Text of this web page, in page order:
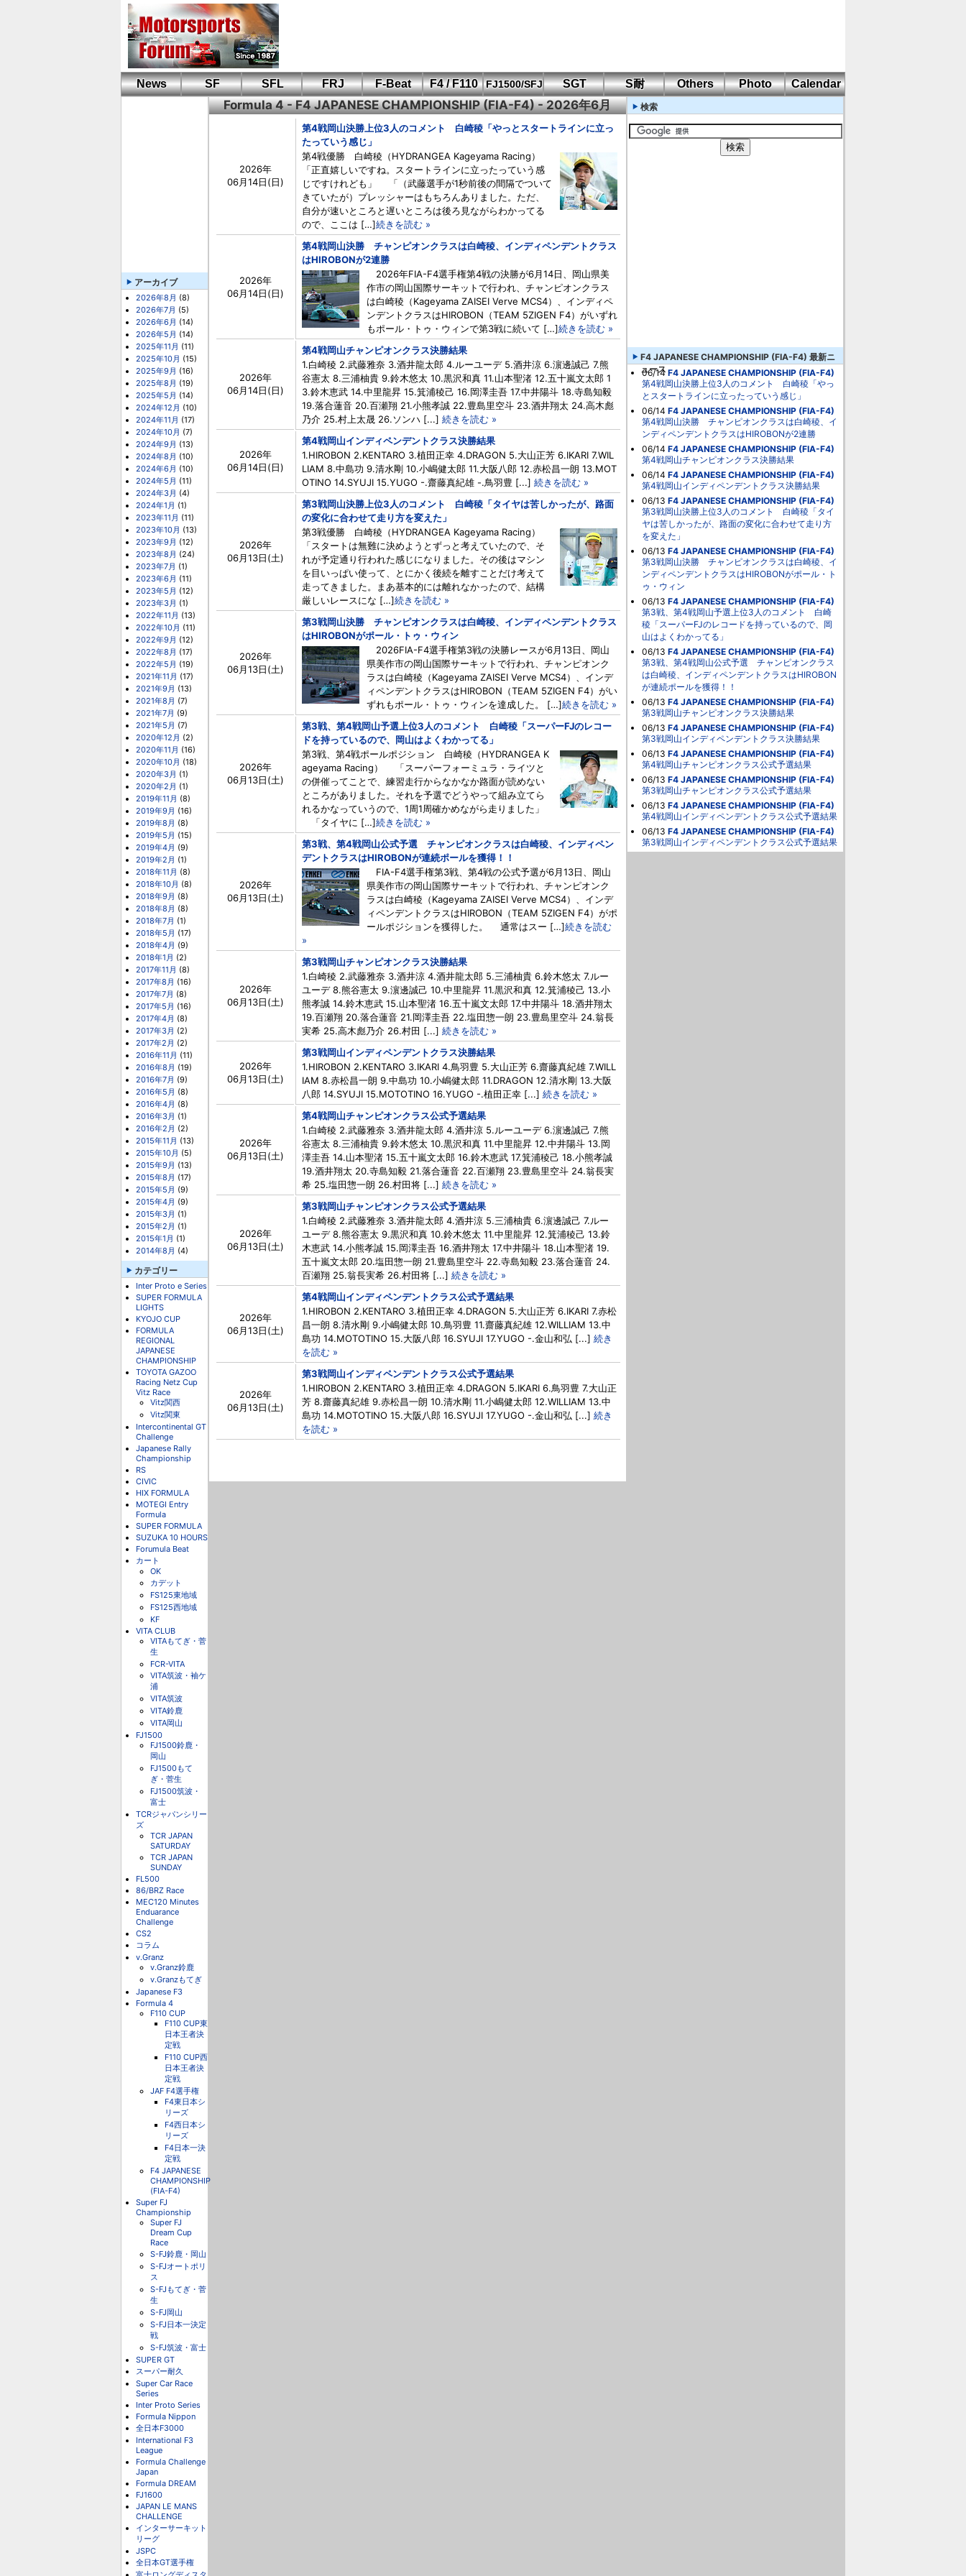
News SF SFL FRJ F-Beat
F4 / F110
FIA-F4
F110 CUP
FJ1500/SFJ
鈴鹿・岡山
もてぎ・菅生
筑波・冨士
Aポリス
SFJ D-Cup
SFJ日本一
SGT S耐 Others Photo Calendar
アーカイブ
2026年8月 (8)
2026年7月 (5)
2026年6月 (14)
2026年5月 (14)
2025年11月 (11)
2025年10月 (15)
2025年9月 (16)
2025年8月 (19)
2025年5月 (14)
2024年12月 (10)
2024年11月 (17)
2024年10月 (7)
2024年9月 (13)
2024年8月 (10)
2024年6月 (10)
2024年5月 (11)
2024年3月 (4)
2024年1月 (1)
2023年11月 (11)
2023年10月 (13)
2023年9月 (12)
2023年8月 (24)
2023年7月 (1)
2023年6月 (11)
2023年5月 (12)
2023年3月 (1)
2022年11月 (13)
2022年10月 (11)
2022年9月 (12)
2022年8月 (17)
2022年5月 (19)
2021年11月 (17)
2021年9月 (13)
2021年8月 (7)
2021年7月 (9)
2021年5月 (7)
2020年12月 (2)
2020年11月 (16)
2020年10月 (18)
2020年3月 (1)
2020年2月 (1)
2019年11月 (8)
2019年9月 (16)
2019年8月 (8)
2019年5月 (15)
2019年4月 (9)
2019年2月 (1)
2018年11月 (8)
2018年10月 (8)
2018年9月 (8)
2018年8月 (8)
2018年7月 (1)
2018年5月 (17)
2018年4月 (9)
2018年1月 (2)
2017年11月 (8)
2017年8月 (16)
2017年7月 (8)
2017年5月 (16)
2017年4月 (8)
2017年3月 (2)
2017年2月 (2)
2016年11月 (11)
2016年8月 (19)
2016年7月 (9)
2016年5月 (8)
2016年4月 (8)
2016年3月 (1)
2016年2月 (2)
2015年11月 (13)
2015年10月 (5)
2015年9月 (13)
2015年8月 (17)
2015年5月 (9)
2015年4月 (9)
2015年3月 (1)
2015年2月 (1)
2015年1月 (1)
2014年8月 (4)
カテゴリー
Inter Proto e Series
SUPER FORMULA
LIGHTS
KYOJO CUP
FORMULA
REGIONAL
JAPANESE
CHAMPIONSHIP
TOYOTA GAZOO
Racing Netz Cup
Vitz Race
Vitz関西
Vitz関東
Intercontinental GT
Challenge
Japanese Rally
Championship
RS
CIVIC
HIX FORMULA
MOTEGI Entry
Formula
SUPER FORMULA
SUZUKA 10 HOURS
Forumula Beat
カート
OK
カデット
FS125東地域
FS125西地域
KF
VITA CLUB
VITAもてぎ・菅
生
FCR-VITA
VITA筑波・袖ケ
浦
VITA筑波
VITA鈴鹿
VITA岡山
FJ1500
FJ1500鈴鹿・
岡山
FJ1500もて
ぎ・菅生
FJ1500筑波・
富士
TCRジャパンシリー
ズ
TCR JAPAN
SATURDAY
TCR JAPAN
SUNDAY
FL500
86/BRZ Race
MEC120 Minutes
Enduarance
Challenge
CS2
コラム
v.Granz
v.Granz鈴鹿
v.Granzもてぎ
Japanese F3
Formula 4
F110 CUP
F110 CUP東
日本王者決
定戦
F110 CUP西
日本王者決
定戦
JAF F4選手権
F4東日本シ
リーズ
F4西日本シ
リーズ
F4日本一決
定戦
F4 JAPANESE
CHAMPIONSHIP
(FIA-F4)
Super FJ
Championship
Super FJ
Dream Cup
Race
S-FJ鈴鹿・岡山
S-FJオートポリ
ス
S-FJもてぎ・菅
生
S-FJ岡山
S-FJ日本一決定
戦
S-FJ筑波・富士
SUPER GT
スーパー耐久
Super Car Race
Series
Inter Proto Series
Formula Nippon
全日本F3000
International F3
League
Formula Challenge
Japan
Formula DREAM
FJ1600
JAPAN LE MANS
CHALLENGE
インターサーキット
リーグ
JSPC
全日本GT選手権
Formula 4 - F4 JAPANESE CHAMPIONSHIP (FIA-F4) - 2026年6月
2026年
06月14日(日)
第4戦岡山決勝上位3人のコメント 白崎稜「やっとスタートラインに立っ
たっていう感じ」
第4戦優勝 白崎稜（HYDRANGEA Kageyama Racing）
「正直嬉しいですね。スタートラインに立ったっていう感
じですけれども」 「（武藤選手が1秒前後の間隔でついて
きていたが）プレッシャーはもちろんありました。ただ、
自分が速いところと遅いところは後ろ見ながらわかってる
ので、ここは […]続きを読む »
2026年
06月14日(日)
第4戦岡山決勝 チャンピオンクラスは白崎稜、インディペンデントクラス
はHIROBONが2連勝
2026年FIA-F4選手権第4戦の決勝が6月14日、岡山県美
作市の岡山国際サーキットで行われ、チャンピオンクラス
は白崎稜（Kageyama ZAISEI Verve MCS4）、インディペ
ンデントクラスはHIROBON（TEAM 5ZIGEN F4）がいずれ
もポール・トゥ・ウィンで第3戦に続いて […]続きを読む »
2026年
06月14日(日)
第4戦岡山チャンピオンクラス決勝結果
1.白崎稜 2.武藤雅奈 3.酒井龍太郎 4.ルーユーデ 5.酒井涼 6.濵邊誠己 7.熊
谷憲太 8.三浦柚貴 9.鈴木悠太 10.黒沢和真 11.山本聖渚 12.五十嵐文太郎 1
3.鈴木恵武 14.中里龍昇 15.箕浦稜己 16.岡澤圭吾 17.中井陽斗 18.寺島知毅
19.落合蓮音 20.百瀬翔 21.小熊孝誠 22.豊島里空斗 23.酒井翔太 24.高木彪
乃介 25.村上太晟 26.ソンハ [...] 続きを読む »
2026年
06月14日(日)
第4戦岡山インディペンデントクラス決勝結果
1.HIROBON 2.KENTARO 3.植田正幸 4.DRAGON 5.大山正芳 6.IKARI 7.WIL
LIAM 8.中島功 9.清水剛 10.小嶋健太郎 11.大阪八郎 12.⾚松昌⼀朗 13.MOT
OTINO 14.SYUJI 15.YUGO -.齋藤真紀雄 -.鳥羽豊 [...] 続きを読む »
2026年
06月13日(土)
第3戦岡山決勝上位3人のコメント 白崎稜「タイヤは苦しかったが、路面
の変化に合わせて走り方を変えた」
第3戦優勝 白崎稜（HYDRANGEA Kageyama Racing）
「スタートは無難に決めようとずっと考えていたので、そ
れが予定通り行われた感じになりました。その後はマシン
を目いっぱい使って、とにかく後続を離すことだけ考えて
走ってきました。まあ基本的には離れなかったので、結構
厳しいレースにな […]続きを読む »
2026年
06月13日(土)
第3戦岡山決勝 チャンピオンクラスは白崎稜、インディペンデントクラス
はHIROBONがポール・トゥ・ウィン
2026FIA-F4選手権第3戦の決勝レースが6月13日、岡山
県美作市の岡山国際サーキットで行われ、チャンピオンク
ラスは白崎稜（Kageyama ZAISEI Verve MCS4）、インデ
ィペンデントクラスはHIROBON（TEAM 5ZIGEN F4）がい
ずれもポール・トゥ・ウィンを達成した。 […]続きを読む »
2026年
06月13日(土)
第3戦、第4戦岡山予選上位3人のコメント 白崎稜「スーパーFJのレコー
ドを持っているので、岡山はよくわかってる」
第3戦、第4戦ポールポジション 白崎稜（HYDRANGEA K
ageyama Racing） 「スーパーフォーミュラ・ライツと
の併催ってことで、練習走行からなかなか路面が読めない
ところがありました。それを予選でどうやって組み立てら
れるかなっていうので、1周1周確かめながら走りました」
「タイヤに […]続きを読む »
2026年
06月13日(土)
第3戦、第4戦岡山公式予選 チャンピオンクラスは白崎稜、インディペン
デントクラスはHIROBONが連続ポールを獲得！！
FIA-F4選手権第3戦、第4戦の公式予選が6月13日、岡山
県美作市の岡山国際サーキットで行われ、チャンピオンク
ラスは白崎稜（Kageyama ZAISEI Verve MCS4）、インデ
ィペンデントクラスはHIROBON（TEAM 5ZIGEN F4）がポ
ールポジションを獲得した。 通常はスー […]続きを読む
»
2026年
06月13日(土)
第3戦岡山チャンピオンクラス決勝結果
1.白崎稜 2.武藤雅奈 3.酒井涼 4.酒井龍太郎 5.三浦柚貴 6.鈴木悠太 7.ルー
ユーデ 8.熊谷憲太 9.濵邊誠己 10.中里龍昇 11.黒沢和真 12.箕浦稜己 13.小
熊孝誠 14.鈴木恵武 15.山本聖渚 16.五十嵐文太郎 17.中井陽斗 18.酒井翔太
19.百瀬翔 20.落合蓮音 21.岡澤圭吾 22.塩田惣一朗 23.豊島里空斗 24.翁長
実希 25.高木彪乃介 26.村田 [...] 続きを読む »
2026年
06月13日(土)
第3戦岡山インディペンデントクラス決勝結果
1.HIROBON 2.KENTARO 3.IKARI 4.鳥羽豊 5.大山正芳 6.齋藤真紀雄 7.WILL
IAM 8.⾚松昌⼀朗 9.中島功 10.小嶋健太郎 11.DRAGON 12.清水剛 13.大阪
八郎 14.SYUJI 15.MOTOTINO 16.YUGO -.植田正幸 [...] 続きを読む »
2026年
06月13日(土)
第4戦岡山チャンピオンクラス公式予選結果
1.白崎稜 2.武藤雅奈 3.酒井龍太郎 4.酒井涼 5.ルーユーデ 6.濵邊誠己 7.熊
谷憲太 8.三浦柚貴 9.鈴木悠太 10.黒沢和真 11.中里龍昇 12.中井陽斗 13.岡
澤圭吾 14.山本聖渚 15.五十嵐文太郎 16.鈴木恵武 17.箕浦稜己 18.小熊孝誠
19.酒井翔太 20.寺島知毅 21.落合蓮音 22.百瀬翔 23.豊島里空斗 24.翁長実
希 25.塩田惣一朗 26.村田将 [...] 続きを読む »
2026年
06月13日(土)
第3戦岡山チャンピオンクラス公式予選結果
1.白崎稜 2.武藤雅奈 3.酒井龍太郎 4.酒井涼 5.三浦柚貴 6.濵邊誠己 7.ルー
ユーデ 8.熊谷憲太 9.黒沢和真 10.鈴木悠太 11.中里龍昇 12.箕浦稜己 13.鈴
木恵武 14.小熊孝誠 15.岡澤圭吾 16.酒井翔太 17.中井陽斗 18.山本聖渚 19.
五十嵐文太郎 20.塩田惣一朗 21.豊島里空斗 22.寺島知毅 23.落合蓮音 24.
百瀬翔 25.翁長実希 26.村田将 [...] 続きを読む »
2026年
06月13日(土)
第4戦岡山インディペンデントクラス公式予選結果
1.HIROBON 2.KENTARO 3.植田正幸 4.DRAGON 5.大山正芳 6.IKARI 7.⾚松
昌⼀朗 8.清水剛 9.小嶋健太郎 10.鳥羽豊 11.齋藤真紀雄 12.WILLIAM 13.中
島功 14.MOTOTINO 15.大阪八郎 16.SYUJI 17.YUGO -.金山和弘 [...] 続き
を読む »
2026年
06月13日(土)
第3戦岡山インディペンデントクラス公式予選結果
1.HIROBON 2.KENTARO 3.植田正幸 4.DRAGON 5.IKARI 6.鳥羽豊 7.大山正
芳 8.齋藤真紀雄 9.⾚松昌⼀朗 10.清水剛 11.小嶋健太郎 12.WILLIAM 13.中
島功 14.MOTOTINO 15.大阪八郎 16.SYUJI 17.YUGO -.金山和弘 [...] 続き
を読む »
検索
F4 JAPANESE CHAMPIONSHIP (FIA-F4) 最新ニ
ュース
06/14 F4 JAPANESE CHAMPIONSHIP (FIA-F4)
第4戦岡山決勝上位3人のコメント 白崎稜「やっ
とスタートラインに立ったっていう感じ」
06/14 F4 JAPANESE CHAMPIONSHIP (FIA-F4)
第4戦岡山決勝 チャンピオンクラスは白崎稜、イ
ンディペンデントクラスはHIROBONが2連勝
06/14 F4 JAPANESE CHAMPIONSHIP (FIA-F4)
第4戦岡山チャンピオンクラス決勝結果
06/14 F4 JAPANESE CHAMPIONSHIP (FIA-F4)
第4戦岡山インディペンデントクラス決勝結果
06/13 F4 JAPANESE CHAMPIONSHIP (FIA-F4)
第3戦岡山決勝上位3人のコメント 白崎稜「タイ
ヤは苦しかったが、路面の変化に合わせて走り方
を変えた」
06/13 F4 JAPANESE CHAMPIONSHIP (FIA-F4)
第3戦岡山決勝 チャンピオンクラスは白崎稜、イ
ンディペンデントクラスはHIROBONがポール・ト
ゥ・ウィン
06/13 F4 JAPANESE CHAMPIONSHIP (FIA-F4)
第3戦、第4戦岡山予選上位3人のコメント 白崎
稜「スーパーFJのレコードを持っているので、岡
山はよくわかってる」
06/13 F4 JAPANESE CHAMPIONSHIP (FIA-F4)
第3戦、第4戦岡山公式予選 チャンピオンクラス
は白崎稜、インディペンデントクラスはHIROBON
が連続ポールを獲得！！
06/13 F4 JAPANESE CHAMPIONSHIP (FIA-F4)
第3戦岡山チャンピオンクラス決勝結果
06/13 F4 JAPANESE CHAMPIONSHIP (FIA-F4)
第3戦岡山インディペンデントクラス決勝結果
06/13 F4 JAPANESE CHAMPIONSHIP (FIA-F4)
第4戦岡山チャンピオンクラス公式予選結果
06/13 F4 JAPANESE CHAMPIONSHIP (FIA-F4)
第3戦岡山チャンピオンクラス公式予選結果
06/13 F4 JAPANESE CHAMPIONSHIP (FIA-F4)
第4戦岡山インディペンデントクラス公式予選結果
06/13 F4 JAPANESE CHAMPIONSHIP (FIA-F4)
第3戦岡山インディペンデントクラス公式予選結果